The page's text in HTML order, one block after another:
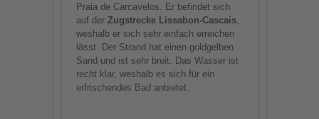
Praia de Carcavelos. Er befindet sich
auf der Zugstrecke Lissabon-Cascais,
weshalb er sich sehr einfach erreichen
lässt. Der Strand hat einen goldgelben
Sand und ist sehr breit. Das Wasser ist
recht klar, weshalb es sich für ein
erfrischendes Bad anbietet.